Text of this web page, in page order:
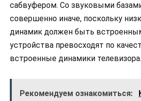
сабвуфером. Со звуковыми
совершенно иначе, поскольку
динамик должен быть
устройства превосходят по
встроенные динамики телевизора.
Рекомендуем ознакомиться: